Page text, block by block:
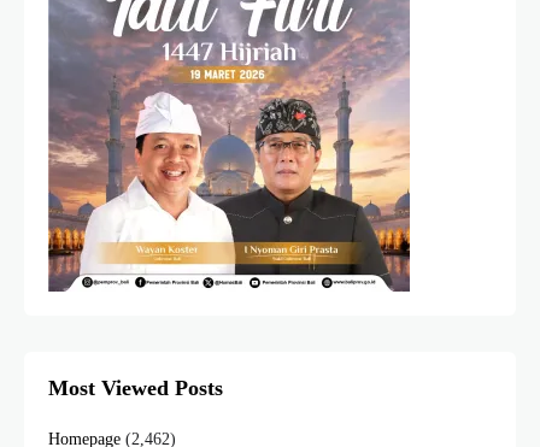
Most Viewed Posts
Homepage (2,462)